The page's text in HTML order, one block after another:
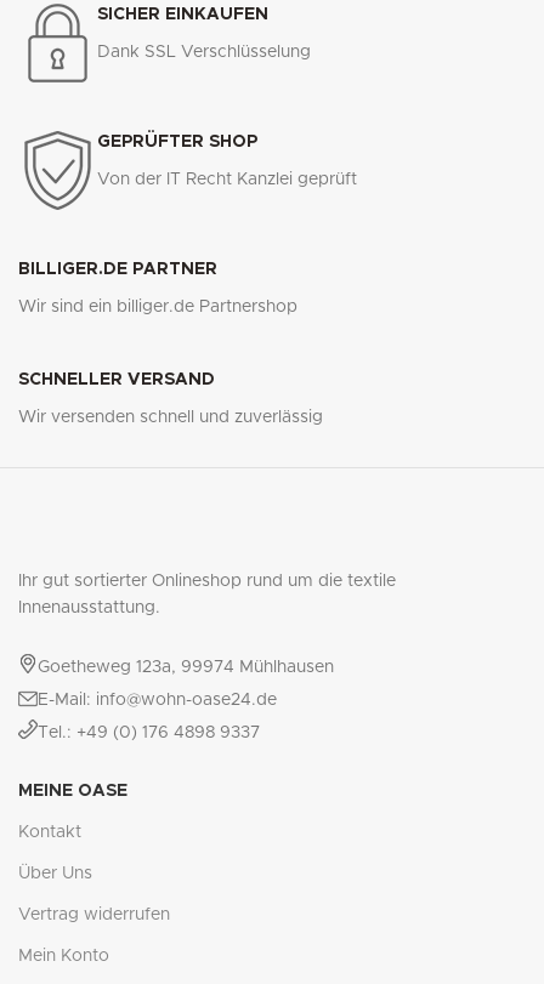
SICHER EINKAUFEN
Dank SSL Verschlüsselung
GEPRÜFTER SHOP
Von der IT Recht Kanzlei geprüft
BILLIGER.DE PARTNER
Wir sind ein billiger.de Partnershop
SCHNELLER VERSAND
Wir versenden schnell und zuverlässig
Ihr gut sortierter Onlineshop rund um die textile
Innenausstattung.
Goetheweg 123a, 99974 Mühlhausen
E-Mail: info@wohn-oase24.de
Tel.: +49 (0) 176 4898 9337
MEINE OASE
Kontakt
Über Uns
Vertrag widerrufen
Mein Konto